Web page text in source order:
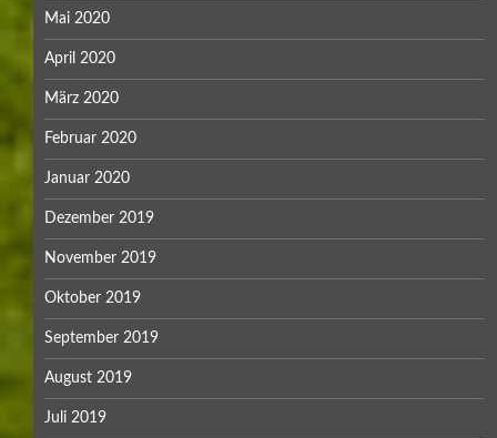
Mai 2020
April 2020
März 2020
Februar 2020
Januar 2020
Dezember 2019
November 2019
Oktober 2019
September 2019
August 2019
Juli 2019